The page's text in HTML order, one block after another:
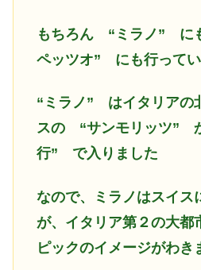
もちろん “ミラノ” に
ペッツオ” にも行って
“ミラノ” はイタリアの
スの “サンモリッツ”
行” で入りました
なので、ミラノはスイス
が、イタリア第２の大都
ピックのイメージがわき